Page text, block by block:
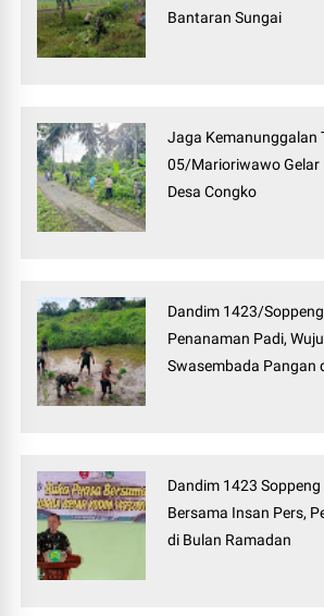
Bantaran Sungai
Jaga Kemanunggalan
05/Marioriwawo Gelar
Desa Congko
Dandim 1423/
Penanaman Padi,
Swasembada Pangan
Dandim 1423
Bersama Insan Pers,
di Bulan Ramadan